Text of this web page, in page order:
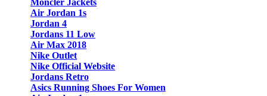
Moncler Jackets
Air Jordan 1s
Jordan 4
Jordans 11 Low
Air Max 2018
Nike Outlet
Nike Official Website
Jordans Retro
Asics Running Shoes For Women